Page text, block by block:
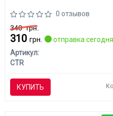
0 отзывов
340грн.
310грн.
отправка сегодня
Артикул:
CTR
КУПИТЬ